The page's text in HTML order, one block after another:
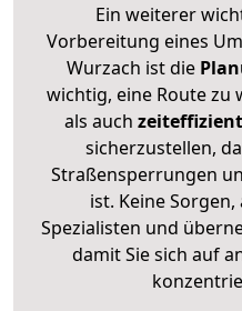
Ein weiterer
Vorbereitung eines
Wurzach ist die
wichtig, eine Route zu
als auch zeiteffizient
sicherzustellen,
Straßensperrungen
ist. Keine
Spezialisten und
damit Sie sich auf